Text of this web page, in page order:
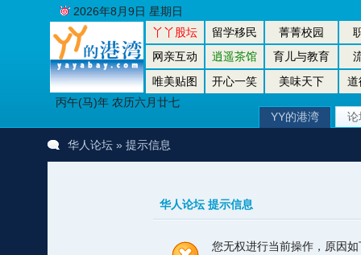
丫丫股坛 留学移民 菁菁校园
网亲互动
逍遥茶馆 育儿与教育
唯美贴图
开心一笑 美味天下
道
丙午(马)年 农历六月廿七
2026年8月9日 星期日
YY的港湾 论
华人论坛» 提示信息
华人论坛 提示信息
您无权进行当前操作，原因如